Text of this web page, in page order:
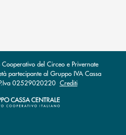
di posta elettronica)
del Circeo e Privernate
partecipante al Gruppo IVA Cassa
02529020220 Crediti